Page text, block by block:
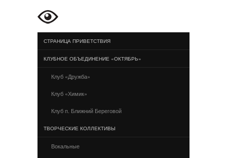
СТРАНИЦА ПРИВЕТСТВИЯ
КЛУБНОЕ ОБЪЕДИНЕНИЕ «ОКТЯБРЬ»
Клуб «Дружба»
Клуб «Химик»
Клуб п. Ближний Береговой
ТВОРЧЕСКИЕ КОЛЛЕКТИВЫ
Вокальные